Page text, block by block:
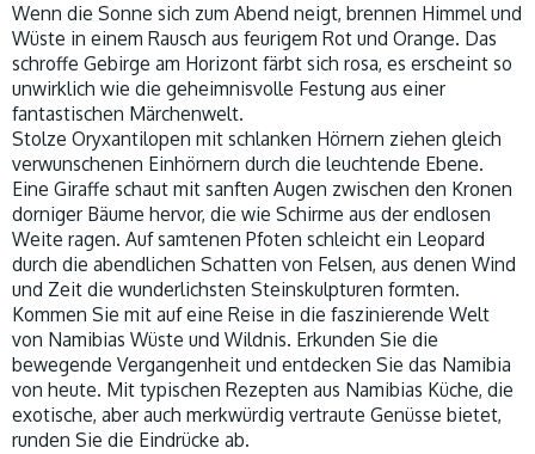
Wenn die Sonne sich zum Abend neigt, brennen Himmel und
Wüste in einem Rausch aus feurigem Rot und Orange. Das
schroffe Gebirge am Horizont färbt sich rosa, es erscheint so
unwirklich wie die geheimnisvolle Festung aus einer
fantastischen Märchenwelt.
Stolze Oryxantilopen mit schlanken Hörnern ziehen gleich
verwunschenen Einhörnern durch die leuchtende Ebene.
Eine Giraffe schaut mit sanften Augen zwischen den Kronen
dorniger Bäume hervor, die wie Schirme aus der endlosen
Weite ragen. Auf samtenen Pfoten schleicht ein Leopard
durch die abendlichen Schatten von Felsen, aus denen Wind
und Zeit die wunderlichsten Steinskulpturen formten.
Kommen Sie mit auf eine Reise in die faszinierende Welt
von Namibias Wüste und Wildnis. Erkunden Sie die
bewegende Vergangenheit und entdecken Sie das Namibia
von heute. Mit typischen Rezepten aus Namibias Küche, die
exotische, aber auch merkwürdig vertraute Genüsse bietet,
runden Sie die Eindrücke ab.